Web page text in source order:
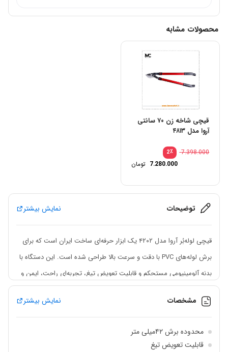
محصولات مشابه
قیچی شاخه زن ۷۰ سانتی
آروا مدل ۴۸۱۳
٪2
7.398.000
7.280.000 تومان
توضیحات نمایش بیشتر
قیچی لوله‌بُر آروا مدل ۴۲۰۲ یک ابزار حرفه‌ای ساخت ایران است که برای
برش لوله‌های PVC با دقت و سرعت بالا طراحی شده است. این دستگاه با
بدنه آلومینیومی مستحکم و قابلیت تعویض تیغ، تجربه‌ای راحت، ایمن و
ویژگی‌های کلیدی:
ساخت ایران با کیفیت تضمین‌شده
مشخصات نمایش بیشتر
محدوده برش ۴۲میلی متر
قابلیت تعویض تیغ